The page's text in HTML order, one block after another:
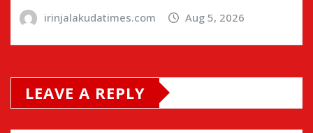
irinjalakudatimes.com Aug 5, 2026
LEAVE A REPLY